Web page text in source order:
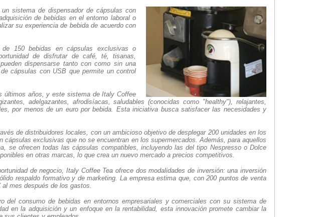
sistema de dispensador de cápsulas con
de bebidas en el entorno laboral o
su experiencia de bebida de acuerdo con
150 bebidas en cápsulas exclusivas o
de disfrutar de café, té, tisanas,
dispensarse tanto con como sin una
cápsulas con USB que permite un control
últimos años, y este sistema de Italy Coffee
adelgazantes, afrodisíacas, saludables (conocidas como "healthy"), relajantes,
por menos de un euro por bebida. Esta iniciativa busca satisfacer las necesidades y
de distribuidores locales, con un ambicioso objetivo de desplegar 200 unidades en los
exclusivas que no se encuentran en los supermercados. Además, para aquellos
se ofrecen todas las cápsulas compatibles, incluyendo las del tipo Nespresso o Dolce
en otras marcas, lo que crea un nuevo mercado a precios competitivos.
de negocio, Italy Coffee Tea ofrece dos modalidades de inversión: una inversión
respaldo formativo y de marketing. La empresa estima que, con 200 puntos de venta
mes después de los gastos.
consumo de bebidas en entornos empresariales y comerciales con su sistema de
en la adquisición y un enfoque en la rentabilidad, esta innovación promete cambiar la